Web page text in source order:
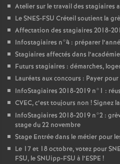
Atelier sur le travail des stagiaires
LeSNES-FSU Créteil soutient la
Affectation des stagiaires 2018-
Infostagiaires n°4 : préparer
Stagiaires affectés dans
Futurs stagiaires : démarches,
Lauréats aux concours : Payer
InfoStagiaires 2018-2019 n°1 :
CVEC, c’est toujours non ! Signez
InfoStagiaires 2018-2019 n°2 :
stage du 22 novembre
Stage Entrée dans le métier pour
Le 17 et 18 octobre, votez pour
FSU, le SNUipp-FSU à l’ESPE !